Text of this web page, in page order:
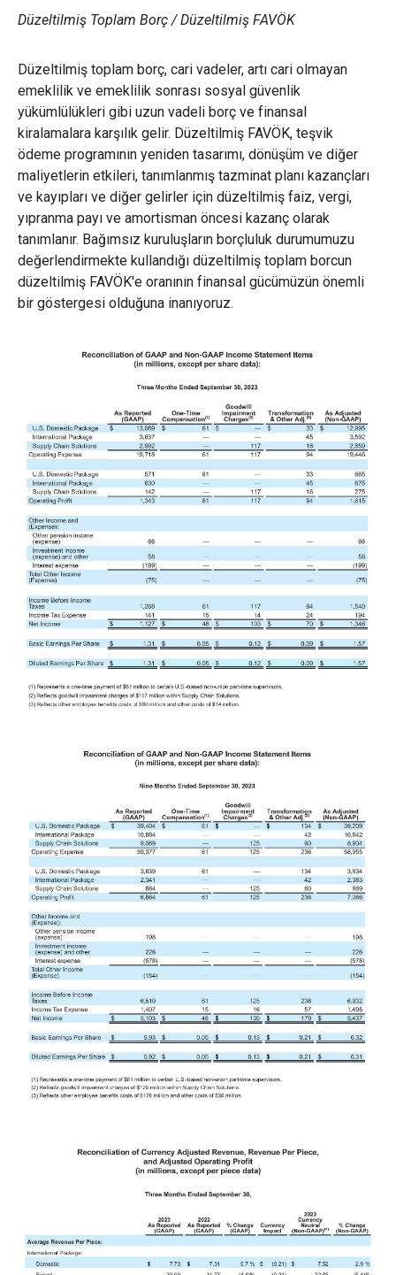
Düzeltilmiş Toplam Borç / Düzeltilmiş FAVÖK
Düzeltilmiş toplam borç, cari vadeler, artı cari olmayan
emeklilik ve emeklilik sonrası sosyal güvenlik
yükümlülükleri gibi uzun vadeli borç ve finansal
kiralamalara karşılık gelir. Düzeltilmiş FAVÖK, teşvik
ödeme programının yeniden tasarımı, dönüşüm ve diğer
maliyetlerin etkileri, tanımlanmış tazminat planı kazançları
ve kayıpları ve diğer gelirler için düzeltilmiş faiz, vergi,
yıpranma payı ve amortisman öncesi kazanç olarak
tanımlanır. Bağımsız kuruluşların borçluluk durumumuzu
değerlendirmekte kullandığı düzeltilmiş toplam borcun
düzeltilmiş FAVÖK'e oranının finansal gücümüzün önemli
bir göstergesi olduğuna inanıyoruz.